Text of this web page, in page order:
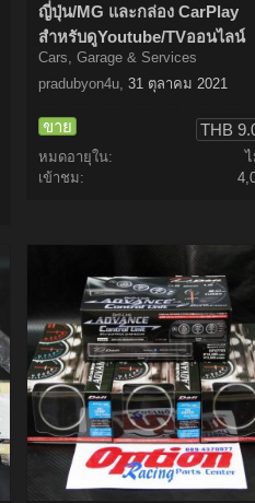
ญี่ปุ่น/MG และกล่อง CarPlay
สำหรับดูYoutube/TVออนไลน์
Cars, Garage & Services
pradubyon4u, 31 ตุลาคม 2021
ขาย THB
หมดอายุใน:
เข้าชม: